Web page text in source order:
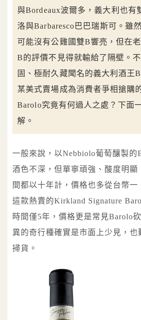
與Bordeaux波爾多，義大利也有
洛與Barbaresco巴巴瑞斯可。雖
可能沒有公雞國雙B響亮，但在
B的評價不見得就輸給了隔壁。
固、極耐久藏聞名的義大利酒王
某美式賣場成為消費者爭相搶購
Barolo究竟有何過人之處？下面
解。
一般來說，以Nebbiolo葡萄釀製的
酒色不深，但單寧頑強、酸度明顯
間都以十年計，價格也多從台幣一
這款熱賣的Kirkland Signature
時間僅5年，價格更是常見Barolo
異的奇行種確實是市面上少見，也
掃貨。